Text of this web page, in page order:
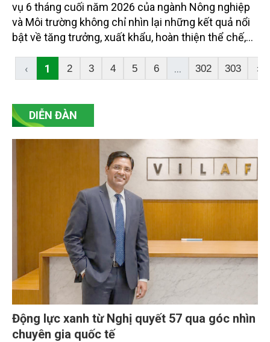
vụ 6 tháng cuối năm 2026 của ngành Nông nghiệp
và Môi trường không chỉ nhìn lại những kết quả nổi
bật về tăng trưởng, xuất khẩu, hoàn thiện thể chế,
trình mục tiêu quốc gia, mà còn thẳng thắn nhận
diện các điểm nghẽn cần tập trung tháo gỡ trong
‹ 1 2 3 4 5 6 ... 302 303 ›
DIỄN ĐÀN
Động lực xanh từ Nghị quyết 57 qua góc nhìn
chuyên gia quốc tế